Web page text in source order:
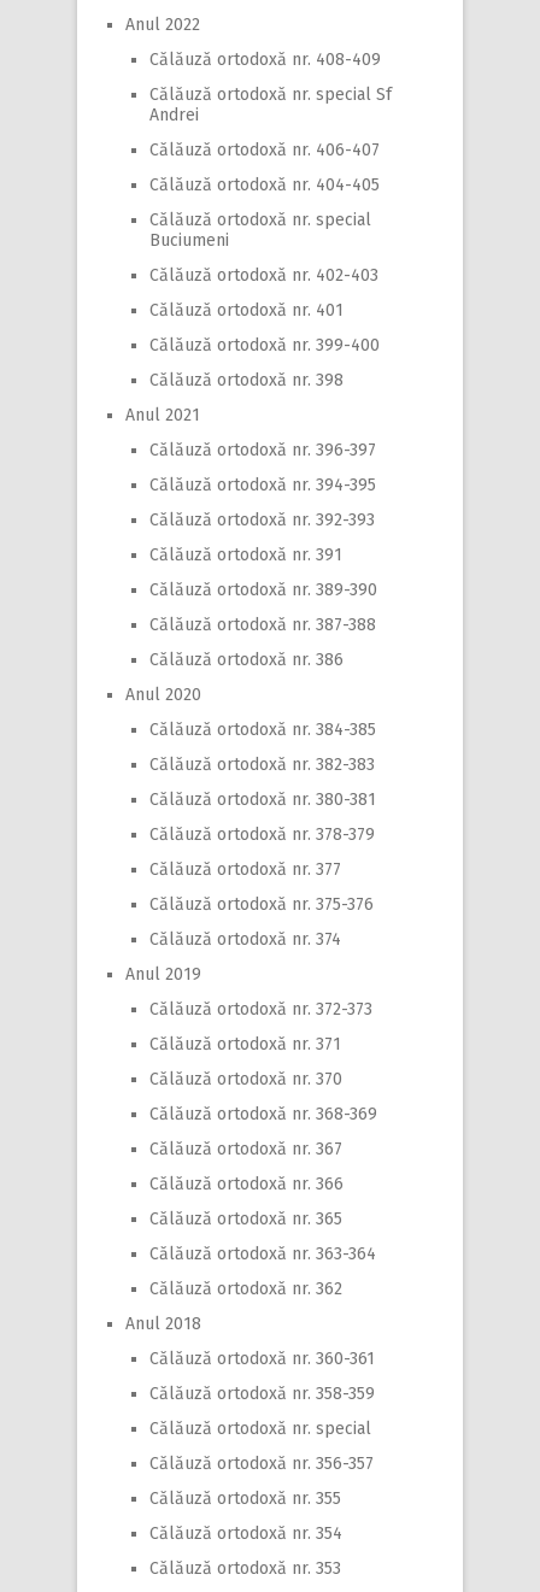
Anul 2022
Călăuză ortodoxă nr. 408-409
Călăuză ortodoxă nr. special Sf
Andrei
Călăuză ortodoxă nr. 406-407
Călăuză ortodoxă nr. 404-405
Călăuză ortodoxă nr. special
Buciumeni
Călăuză ortodoxă nr. 402-403
Călăuză ortodoxă nr. 401
Călăuză ortodoxă nr. 399-400
Călăuză ortodoxă nr. 398
Anul 2021
Călăuză ortodoxă nr. 396-397
Călăuză ortodoxă nr. 394-395
Călăuză ortodoxă nr. 392-393
Călăuză ortodoxă nr. 391
Călăuză ortodoxă nr. 389-390
Călăuză ortodoxă nr. 387-388
Călăuză ortodoxă nr. 386
Anul 2020
Călăuză ortodoxă nr. 384-385
Călăuză ortodoxă nr. 382-383
Călăuză ortodoxă nr. 380-381
Călăuză ortodoxă nr. 378-379
Călăuză ortodoxă nr. 377
Călăuză ortodoxă nr. 375-376
Călăuză ortodoxă nr. 374
Anul 2019
Călăuză ortodoxă nr. 372-373
Călăuză ortodoxă nr. 371
Călăuză ortodoxă nr. 370
Călăuză ortodoxă nr. 368-369
Călăuză ortodoxă nr. 367
Călăuză ortodoxă nr. 366
Călăuză ortodoxă nr. 365
Călăuză ortodoxă nr. 363-364
Călăuză ortodoxă nr. 362
Anul 2018
Călăuză ortodoxă nr. 360-361
Călăuză ortodoxă nr. 358-359
Călăuză ortodoxă nr. special
Călăuză ortodoxă nr. 356-357
Călăuză ortodoxă nr. 355
Călăuză ortodoxă nr. 354
Călăuză ortodoxă nr. 353